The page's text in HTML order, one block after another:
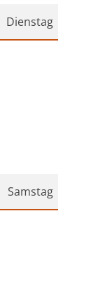
Dienstag
Samstag